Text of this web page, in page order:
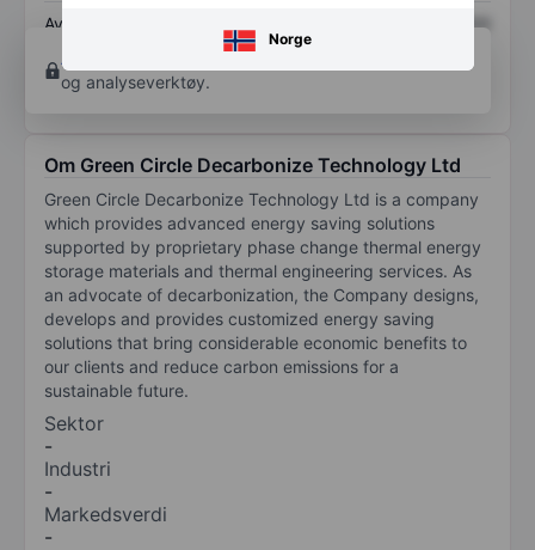
Norge
Avkastning på
XXXXXXX
for å få tilgang til flere kartleggings-
og analyseverktøy.
Om Green Circle Decarbonize Technology Ltd
Green Circle Decarbonize Technology Ltd is a company
which provides advanced energy saving solutions
supported by proprietary phase change thermal energy
storage materials and thermal engineering services. As
an advocate of decarbonization, the Company designs,
develops and provides customized energy saving
solutions that bring considerable economic benefits to
our clients and reduce carbon emissions for a
sustainable future.
Sektor
-
Industri
-
Markedsverdi
-